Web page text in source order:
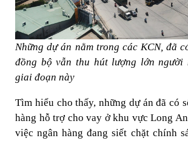
Những dự án nằm trong các KCN, đã
đồng bộ vẫn thu hút lượng lớn người
giai đoạn này
Tìm hiểu cho thấy, những dự án đã có
hàng hỗ trợ cho vay ở khu vực Long
việc ngân hàng đang siết chặt chính